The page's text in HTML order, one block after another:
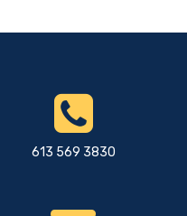
613 569 3830